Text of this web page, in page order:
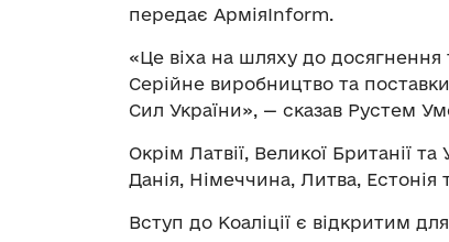
передає АрміяInform.
«Це віха на шляху до
Серійне виробництво та
Сил України», — сказав Рустем
Окрім Латвії, Великої Британії
Данія, Німеччина, Литва, Естонія
Вступ до Коаліції є відкритим